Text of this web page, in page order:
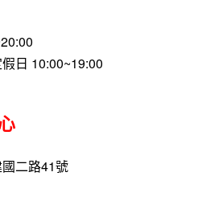
日 10:00~19:00
二路41號